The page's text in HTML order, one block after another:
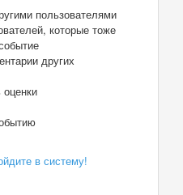
пользователями
которые тоже
других
оценки
в систему!